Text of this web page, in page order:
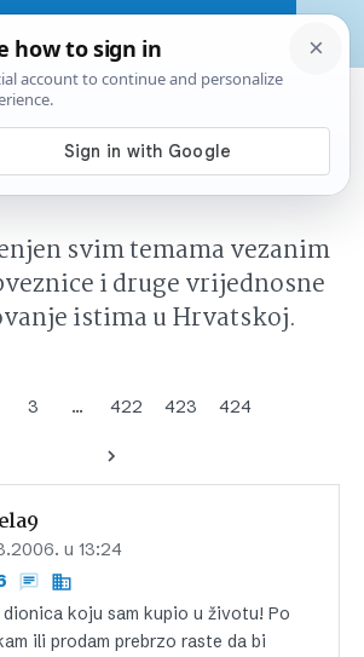
1862 d.d.)
kapitala Hrvatska ›
BD62 (Badel
svim temama vezanim
i druge vrijednosne
istima u Hrvatskoj.
3 … 422 423 424
u 13:24
koju sam kupio u životu! Po
ili prodam prebrzo raste da bi